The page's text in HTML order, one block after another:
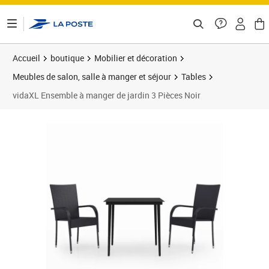
Accueil boutique
Mobilier et décoration
Meubles de salon, salle à manger et séjour
Tables
vidaXL Ensemble à manger de jardin 3 Pièces Noir